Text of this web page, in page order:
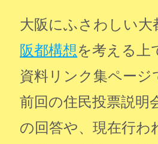
大阪にふさわしい大
阪都構想を考える上
資料リンク集ページ
前回の住民投票説明
の回答や、現在行わ